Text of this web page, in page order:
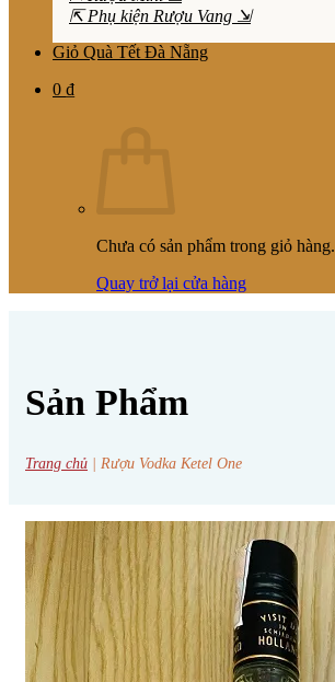
⇱ Phụ kiện Rượu Vang ⇲
Giỏ Quà Tết Đà Nẵng
0 ₫
Chưa có sản phẩm trong giỏ hàng.
Quay trở lại cửa hàng
Sản Phẩm
Trang chủ Rượu Vodka Ketel One